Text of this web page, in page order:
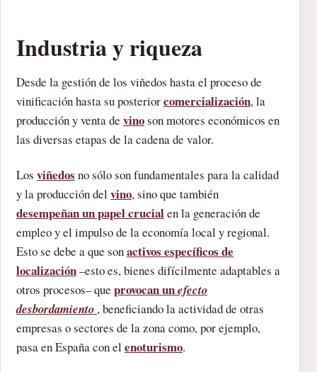
Industria y riqueza
Desde la gestión de los viñedos hasta el proceso de
vinificación hasta su posteriorcomercialización, la
producción y venta de vinoson motores económicos en
las diversas etapas de la cadena de valor.
Los viñedos no sólo son fundamentales para la calidad
y la producción del vino, sino que también
desempeñan un papel crucialen la generación de
empleo y el impulso de la economía local y regional.
Esto se debe a que sonactivos específicos de
localización–esto es, bienes difícilmente adaptables a
otros procesos– que provocan unefecto
desbordamiento , beneficiando la actividad de otras
empresas o sectores de la zona como, por ejemplo,
pasa en España con el enoturismo.